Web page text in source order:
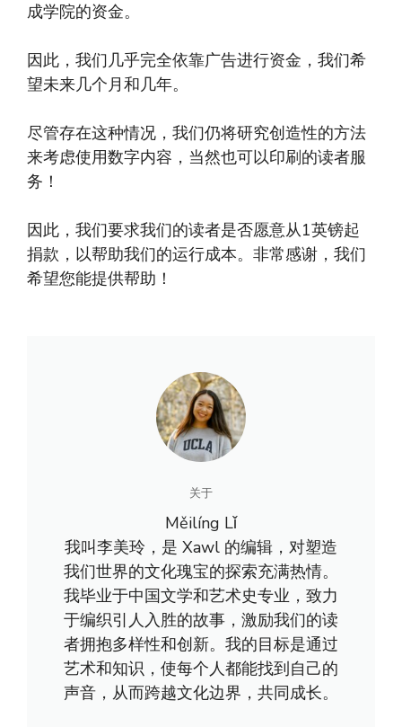
成学院的资金。
因此，我们几乎完全依靠广告进行资金，我们希
望未来几个月和几年。
尽管存在这种情况，我们仍将研究创造性的方法
来考虑使用数字内容，当然也可以印刷的读者服
务！
因此，我们要求我们的读者是否愿意从1英镑起
捐款，以帮助我们的运行成本。非常感谢，我们
希望您能提供帮助！
关于
Měilíng Lǐ
我叫李美玲，是 Xawl 的编辑，对塑造
我们世界的文化瑰宝的探索充满热情。
我毕业于中国文学和艺术史专业，致力
于编织引人入胜的故事，激励我们的读
者拥抱多样性和创新。我的目标是通过
艺术和知识，使每个人都能找到自己的
声音，从而跨越文化边界，共同成长。